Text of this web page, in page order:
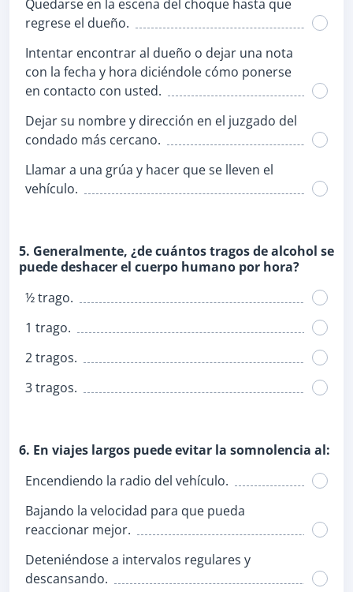
Quedarse en la escena del choque hasta que
regrese el dueño.
Intentar encontrar al dueño o dejar una nota
con la fecha y hora diciéndole cómo ponerse
en contacto con usted.
Dejar su nombre y dirección en el juzgado del
condado más cercano.
Llamar a una grúa y hacer que se lleven el
vehículo.
5. Generalmente, ¿de cuántos tragos de alcohol se
puede deshacer el cuerpo humano por hora?
½ trago.
1 trago.
2 tragos.
3 tragos.
6. En viajes largos puede evitar la somnolencia al:
Encendiendo la radio del vehículo.
Bajando la velocidad para que pueda
reaccionar mejor.
Deteniéndose a intervalos regulares y
descansando.